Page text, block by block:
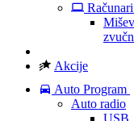
Akcije
Auto Program
Auto radio
USB